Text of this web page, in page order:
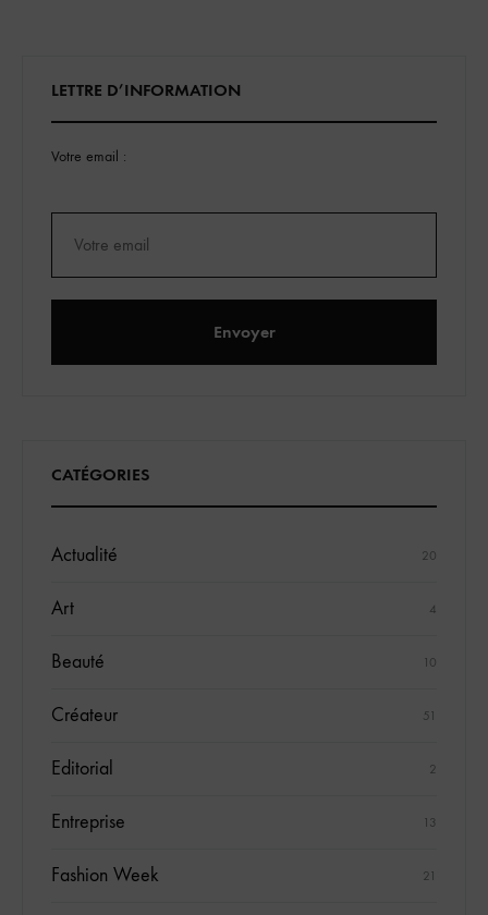
publications
LETTRE D’INFORMATION
Votre email :
CATÉGORIES
Actualité 20
Art 4
Beauté 10
Créateur 51
Editorial 2
Entreprise 13
Fashion Week 21